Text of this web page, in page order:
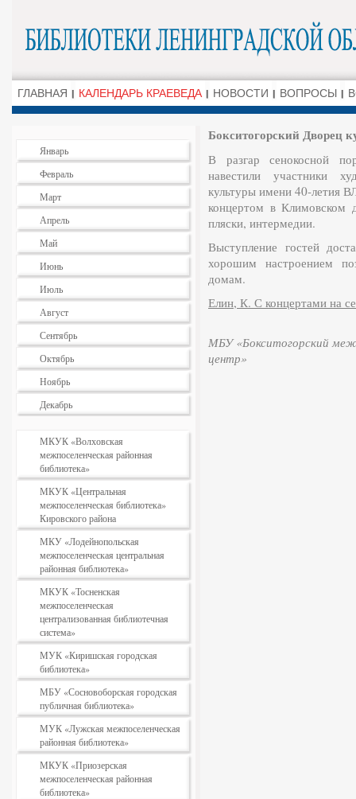
ГЛАВНАЯ КАЛЕНДАРЬ КРАЕВЕДА НОВОСТИ ВОПРОСЫ
Январь
Февраль
Март
Апрель
Май
Июнь
Июль
Август
Сентябрь
Октябрь
Ноябрь
Декабрь
МКУК «Волховская
межпоселенческая районная
библиотека»
МКУК «Центральная
межпоселенческая библиотека»
Кировского района
МКУ «Лодейнопольская
межпоселенческая центральная
районная библиотека»
МКУК «Тосненская
межпоселенческая
централизованная библиотечная
система»
МУК «Киришская городская
библиотека»
МБУ «Сосновоборская городская
публичная библиотека»
МУК «Лужская межпоселенческая
районная библиотека»
МКУК «Приозерская
межпоселенческая районная
библиотека»
Бокситогорский Дворец
В разгар сенокосной
навестили участники
культуры имени 40-летия
концертом в Климовском
пляски, интермедии.
Выступление гостей
хорошим настроением
домам.
Елин, К. С концертами на
МБУ «Бокситогорский
центр»